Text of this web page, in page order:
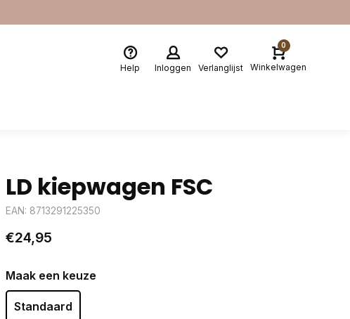
Help Inloggen Verlanglijst
0
Winkelwagen
LD kiepwagen FSC
EAN: 8713291225350
€24,95
Maak een keuze
Standaard